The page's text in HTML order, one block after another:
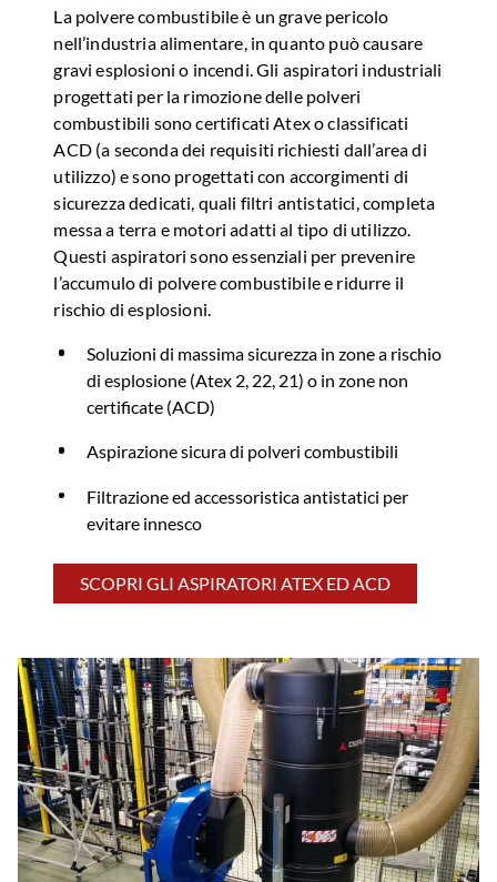
La polvere combustibile è un grave pericolo
nell’industria alimentare, in quanto può causare
gravi esplosioni o incendi. Gli aspiratori industriali
progettati per la rimozione delle polveri
combustibili sono certificati Atex o classificati
ACD (a seconda dei requisiti richiesti dall’area di
utilizzo) e sono progettati con accorgimenti di
sicurezza dedicati, quali filtri antistatici, completa
messa a terra e motori adatti al tipo di utilizzo.
Questi aspiratori sono essenziali per prevenire
l’accumulo di polvere combustibile e ridurre il
rischio di esplosioni.
Soluzioni di massima sicurezza in zone a rischio
di esplosione (Atex 2, 22, 21) o in zone non
certificate (ACD)
Aspirazione sicura di polveri combustibili
Filtrazione ed accessoristica antistatici per
evitare innesco
SCOPRI GLI ASPIRATORI ATEX ED ACD